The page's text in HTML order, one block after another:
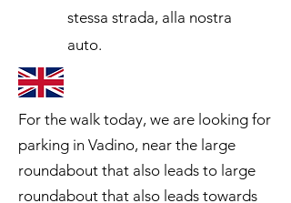
stessa strada, alla nostra
auto.
For the walk today, we are looking for
parking in Vadino, near the large
roundabout that also leads to large
roundabout that also leads towards